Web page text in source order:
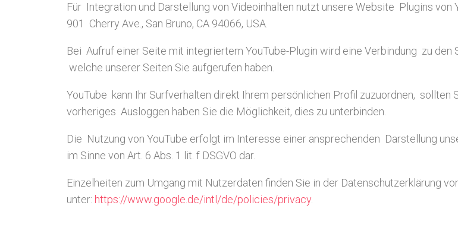
Für Integration und Darstellung von Videoinhalten nutzt unsere Website Plugins von
901 Cherry Ave., San Bruno, CA 94066, USA.
Bei Aufruf einer Seite mit integriertem YouTube-Plugin wird eine Verbindung zu den
welche unserer Seiten Sie aufgerufen haben.
YouTube kann Ihr Surfverhalten direkt Ihrem persönlichen Profil zuzuordnen, sollten
vorheriges Ausloggen haben Sie die Möglichkeit, dies zu unterbinden.
Die Nutzung von YouTube erfolgt im Interesse einer ansprechenden Darstellung
im Sinne von Art. 6 Abs. 1 lit. f DSGVO dar.
Einzelheiten zum Umgang mit Nutzerdaten finden Sie in der Datenschutzerklärung
unter: https://www.google.de/intl/de/policies/privacy.